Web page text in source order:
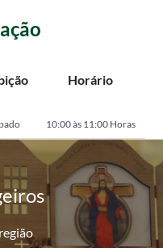
Horário
10:00 às 11:00 Horas